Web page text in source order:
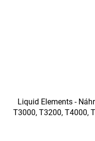
Liquid Elements -
T3000, T3200, T4000,